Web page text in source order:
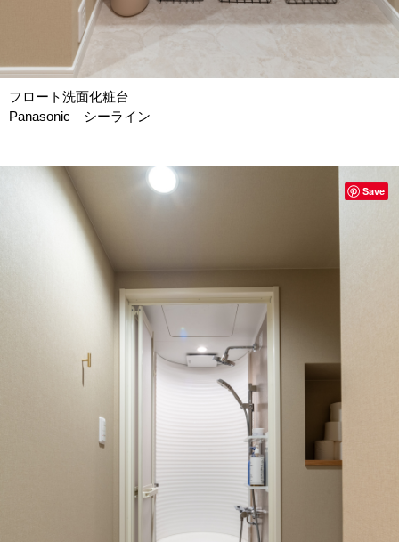
フロート洗面化粧台
Panasonic シーライン
Save